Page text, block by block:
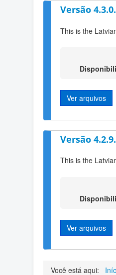
Versão
This is the
Ver arquivos
Versão
This is the
Ver arquivos
Você está aqui: